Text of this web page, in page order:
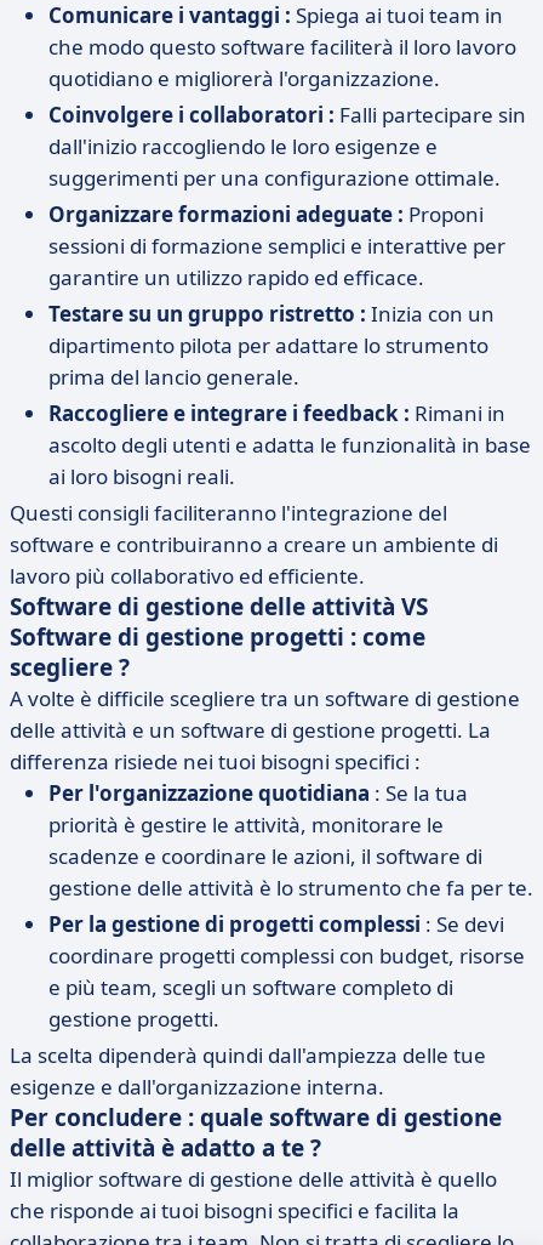
Comunicare i vantaggi : Spiega ai tuoi team in
che modo questo software faciliterà il loro lavoro
quotidiano e migliorerà l'organizzazione.
Coinvolgere i collaboratori : Falli partecipare sin
dall'inizio raccogliendo le loro esigenze e
suggerimenti per una configurazione ottimale.
Organizzare formazioni adeguate : Proponi
sessioni di formazione semplici e interattive per
garantire un utilizzo rapido ed efficace.
Testare su un gruppo ristretto : Inizia con un
dipartimento pilota per adattare lo strumento
prima del lancio generale.
Raccogliere e integrare i feedback : Rimani in
ascolto degli utenti e adatta le funzionalità in base
ai loro bisogni reali.
Questi consigli faciliteranno l'integrazione del
software e contribuiranno a creare un ambiente di
lavoro più collaborativo ed efficiente.
Software di gestione delle attività VS
Software di gestione progetti : come
scegliere ?
A volte è difficile scegliere tra un software di gestione
delle attività e un software di gestione progetti. La
differenza risiede nei tuoi bisogni specifici :
Per l'organizzazione quotidiana : Se la tua
priorità è gestire le attività, monitorare le
scadenze e coordinare le azioni, il software di
gestione delle attività è lo strumento che fa per te.
Per la gestione di progetti complessi : Se devi
coordinare progetti complessi con budget, risorse
e più team, scegli un software completo di
gestione progetti.
La scelta dipenderà quindi dall'ampiezza delle tue
esigenze e dall'organizzazione interna.
Per concludere : quale software di gestione
delle attività è adatto a te ?
Il miglior software di gestione delle attività è quello
che risponde ai tuoi bisogni specifici e facilita la